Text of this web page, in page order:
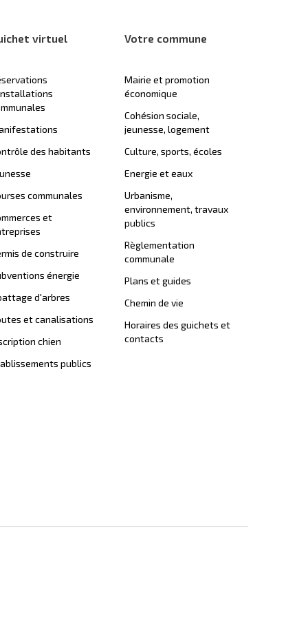
virtuel
des habitants
communales
et
de construire
énergie
d'arbres
et canalisations
chien
publics
Votre commune
Mairie et promotion
économique
Cohésion sociale,
jeunesse, logement
Culture, sports, écoles
Energie et eaux
Urbanisme,
environnement, travaux
publics
Règlementation
communale
Plans et guides
Chemin de vie
Horaires des guichets et
contacts